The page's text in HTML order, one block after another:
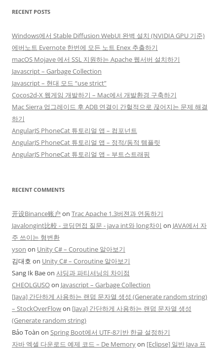
RECENT POSTS
Windows에서 Stable Diffusion WebUI 완벽 설치 (NVIDIA GPU 기준)
에버노트 Evernote 한번에 모든 노트 Enex 추출하기
macOS Mojave 에서 SSL 지원하는 Apache 웹서버 설치하기
Javascript – Garbage Collection
Javascript – 현대 모드 “use strict”
Cocos2d-X 웹게임 개발하기 – Mac에서 개발환경 구축하기
Mac Sierra 업그레이드 후 ADB 연결이 간헐적으로 끊어지는 문제 해결
하기
AngularJS PhoneCat 튜토리얼 앱 – 컴포넌트
AngularJS PhoneCat 튜토리얼 앱 – 정적/동적 템플릿
AngularJS PhoneCat 튜토리얼 앱 – 부트스트래핑
RECENT COMMENTS
开设Binance账户 on Trac Apache 1.3버젼과 연동하기
Javalongint比較 - 코딩면접 질문 - java int와 long차이 on JAVA에서 자
주 쓰이는 형변환
yson on Unity C# – Coroutine 알아보기
김대호 on Unity C# – Coroutine 알아보기
Sang Ik Baeon 샤딩과 파티셔닝의 차이점
CHEOLGUSOon Javascript – Garbage Collection
[Java] 간단하게 사용하는 랜덤 문자열 생성 (Generate random string)
– StockOverFlowon [Java] 간단하게 사용하는 랜덤 문자열 생성
(Generate random string)
Bảo Toàn on Spring Boot에서 UTF-8기반 한글 설정하기
자바 엑셀 다운로드 예제 코드 – De Memoryon [Eclipse] 일반 Java 프